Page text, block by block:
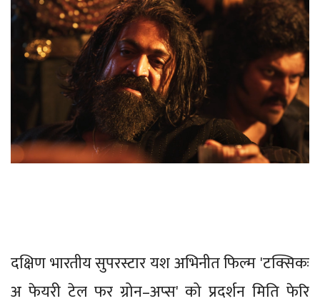
दक्षिण भारतीय सुपरस्टार यश अभिनीत फिल्म 'टक्सिकः
अ फेयरी टेल फर ग्रोन–अप्स' को प्रदर्शन मिति फेरि